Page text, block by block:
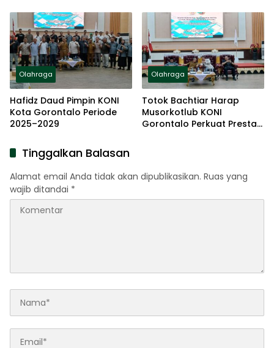
Olahraga
Hafidz Daud Pimpin KONI
Kota Gorontalo Periode
2025–2029
Olahraga
Totok Bachtiar Harap
Musorkotlub KONI
Gorontalo Perkuat Prestasi
Tinggalkan Balasan
Alamat email Anda tidak akan dipublikasikan. Ruas yang
wajib ditandai *